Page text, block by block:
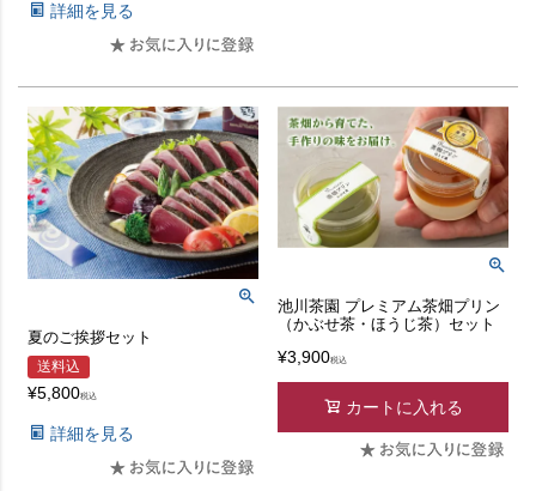
詳細を見る
夏のご挨拶セット
送料込
¥5,800税込
詳細を見る
池川茶園 プレミアム茶畑プリン
（かぶせ茶・ほうじ茶）セット
¥3,900税込
カートに入れる